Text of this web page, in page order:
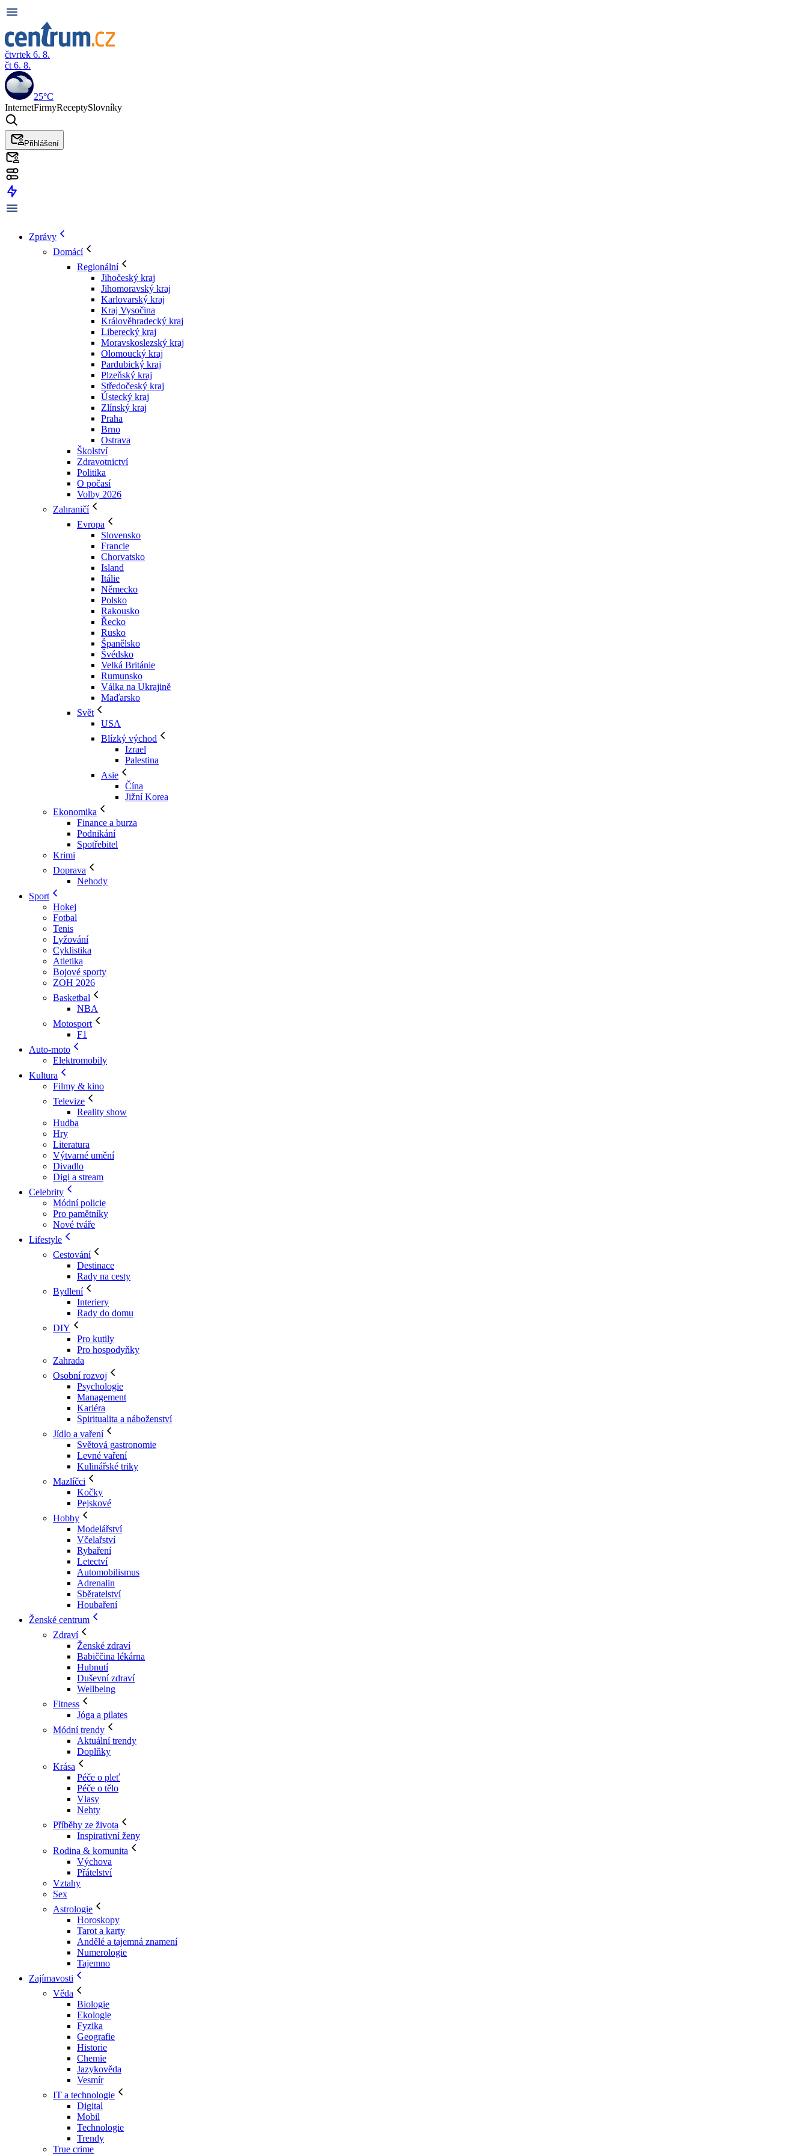
čtvrtek 6. 8.
čt 6. 8.
25°C
InternetFirmyReceptySlovníky
Přihlášení
Zprávy
Domácí
Regionální
Jihočeský kraj
Jihomoravský kraj
Karlovarský kraj
Kraj Vysočina
Králověhradecký kraj
Liberecký kraj
Moravskoslezský kraj
Olomoucký kraj
Pardubický kraj
Plzeňský kraj
Středočeský kraj
Ústecký kraj
Zlínský kraj
Praha
Brno
Ostrava
Školství
Zdravotnictví
Politika
O počasí
Volby 2026
Zahraničí
Evropa
Slovensko
Francie
Chorvatsko
Island
Itálie
Německo
Polsko
Rakousko
Řecko
Rusko
Španělsko
Švédsko
Velká Británie
Rumunsko
Válka na Ukrajině
Maďarsko
Svět
USA
Blízký východ
Izrael
Palestina
Asie
Čína
Jižní Korea
Ekonomika
Finance a burza
Podnikání
Spotřebitel
Krimi
Doprava
Nehody
Sport
Hokej
Fotbal
Tenis
Lyžování
Cyklistika
Atletika
Bojové sporty
ZOH 2026
Basketbal
NBA
Motosport
F1
Auto-moto
Elektromobily
Kultura
Filmy & kino
Televize
Reality show
Hudba
Hry
Literatura
Výtvarné umění
Divadlo
Digi a stream
Celebrity
Módní policie
Pro pamětníky
Nové tváře
Lifestyle
Cestování
Destinace
Rady na cesty
Bydlení
Interiery
Rady do domu
DIY
Pro kutily
Pro hospodyňky
Zahrada
Osobní rozvoj
Psychologie
Management
Kariéra
Spiritualita a náboženství
Jídlo a vaření
Světová gastronomie
Levné vaření
Kulinářské triky
Mazlíčci
Kočky
Pejskové
Hobby
Modelářství
Včelařství
Rybaření
Letectví
Automobilismus
Adrenalin
Sběratelství
Houbaření
Ženské centrum
Zdraví
Ženské zdraví
Babiččina lékárna
Hubnutí
Duševní zdraví
Wellbeing
Fitness
Jóga a pilates
Módní trendy
Aktuální trendy
Doplňky
Krása
Péče o pleť
Péče o tělo
Vlasy
Nehty
Příběhy ze života
Inspirativní ženy
Rodina & komunita
Výchova
Přátelství
Vztahy
Sex
Astrologie
Horoskopy
Tarot a karty
Andělé a tajemná znamení
Numerologie
Tajemno
Zajímavosti
Věda
Biologie
Ekologie
Fyzika
Geografie
Historie
Chemie
Jazykověda
Vesmír
IT a technologie
Digital
Mobil
Technologie
Trendy
True crime